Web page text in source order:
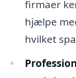
firmaer
hjælpe
hvilket